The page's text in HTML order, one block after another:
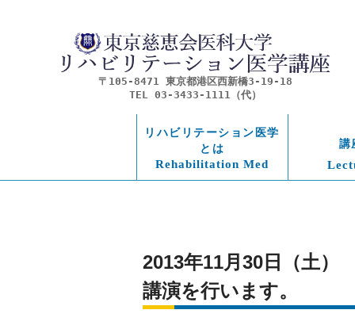
〒105-8471 東京都港区西新橋3-19-18
TEL 03-3433-1111（代）
リハビリテーション医学
とは
Rehabilitation Med
講
2013年11月30日（土）
講演を行います。